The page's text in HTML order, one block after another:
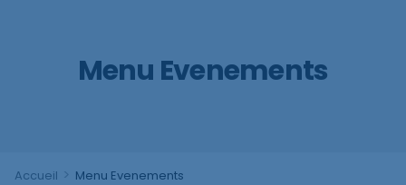
Menu Evenements
Accueil > Menu Evenements